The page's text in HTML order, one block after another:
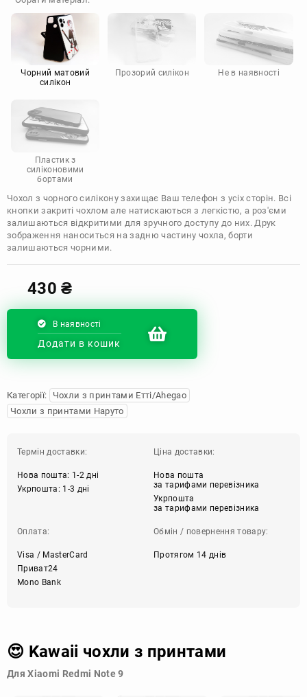
Doogee
Infinix
Sony
Motorola
Чорний матовий
силікон
Прозорий силікон Не в наявності
Пластик з
силіконовими
бортами
Чохол з чорного силікону захищає Ваш телефон з усіх сторін. Всі
кнопки закриті чохлом але натискаються з легкістю, а роз'єми
залишаються відкритими для зручного доступу до них. Друк
зображення наноситься на задню частину чохла, борти
залишаються чорними.
430₴
В наявності
Додати в кошик
Категорії:
Чохли з принтами Етті/Ahegao
Чохли з принтами Наруто
Термін доставки:
Нова пошта: 1-2 дні
Укрпошта: 1-3 дні
Ціна доставки:
Нова пошта
за тарифами перевізника
Укрпошта
за тарифами перевізника
Оплата:
Visa / MasterCard
Приват24
Mono Bank
Обмін / повернення товару:
Протягом 14 днів
😍 Kawaii чохли з принтами
Для Xiaomi Redmi Note 9